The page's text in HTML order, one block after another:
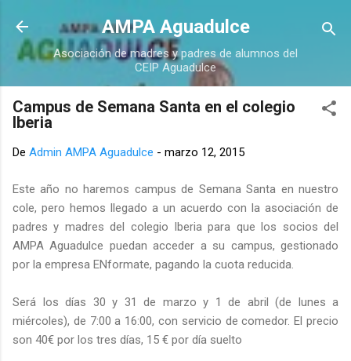
Ir al contenido principal
AMPA Aguadulce
Asociación de madres y padres de alumnos del
CEIP Aguadulce
Campus de Semana Santa en el colegio
Iberia
De Admin AMPA Aguadulce - marzo 12, 2015
Este año no haremos campus de Semana Santa en nuestro
cole, pero hemos llegado a un acuerdo con la asociación de
padres y madres del colegio Iberia para que los socios del
AMPA Aguadulce puedan acceder a su campus, gestionado
por la empresa ENformate, pagando la cuota reducida.
Será los días 30 y 31 de marzo y 1 de abril (de lunes a
miércoles), de 7:00 a 16:00, con servicio de comedor. El precio
son 40€ por los tres días, 15 € por día suelto